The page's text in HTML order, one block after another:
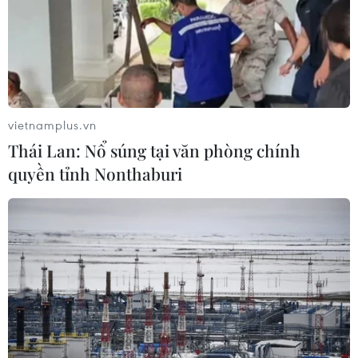
24/02/2025 08:11
Ngày 24/2, sự cố phun trào phụ gia khoan hầm đường
sắt Nhổn-ga Hà Nội lên mặt đường tại ngõ số 7 phố
Giang Văn Minh đã được khắc phục, máy đào hầm
vietnamplus.vn
Thái Lan: Nổ súng tại văn phòng chính
quyền tỉnh Nonthaburi